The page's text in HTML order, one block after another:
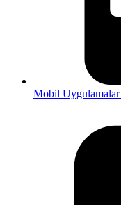
Mobil Uygulamalar